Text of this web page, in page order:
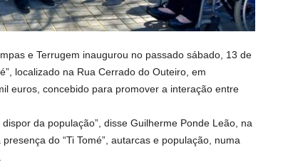
e Terrugem inaugurou no passado sábado, 13 de
localizado na Rua Cerrado do Outeiro, em
euros, concebido para promover a interação entre
da população”, disse Guilherme Ponde Leão, na
do “Ti Tomé”, autarcas e população, numa